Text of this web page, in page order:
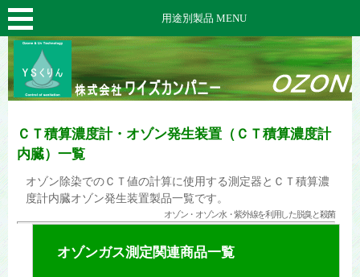
ＣＴ積算濃度計・オゾン発生装置（ＣＴ積算濃度計
内臓）一覧
オゾン除染でのＣＴ値の計算に使用する測定器とＣＴ積算濃
度計内臓オゾン発生装置製品一覧です。
オゾン・オゾン水・紫外線を利用した脱臭と殺菌
オゾンガス測定関連商品一覧
用途別製品 MENU